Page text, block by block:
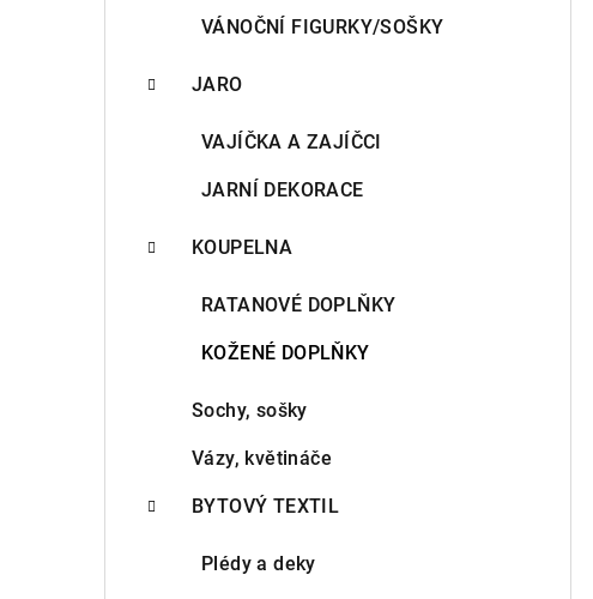
VÁNOČNÍ FIGURKY/SOŠKY
JARO
VAJÍČKA A ZAJÍČCI
JARNÍ DEKORACE
KOUPELNA
RATANOVÉ DOPLŇKY
KOŽENÉ DOPLŇKY
Sochy, sošky
Vázy, květináče
BYTOVÝ TEXTIL
Plédy a deky